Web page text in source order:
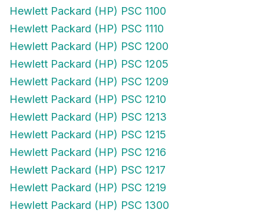
Hewlett Packard (HP) PSC 1100
Hewlett Packard (HP) PSC 1110
Hewlett Packard (HP) PSC 1200
Hewlett Packard (HP) PSC 1205
Hewlett Packard (HP) PSC 1209
Hewlett Packard (HP) PSC 1210
Hewlett Packard (HP) PSC 1213
Hewlett Packard (HP) PSC 1215
Hewlett Packard (HP) PSC 1216
Hewlett Packard (HP) PSC 1217
Hewlett Packard (HP) PSC 1219
Hewlett Packard (HP) PSC 1300